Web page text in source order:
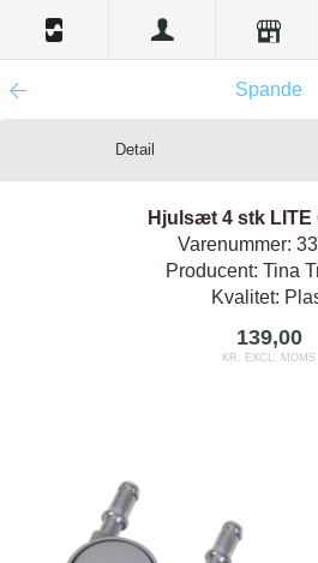
Spande
Detail
Hjulsæt 4 stk LITE
Varenummer:
Producent: Tina
Kvalitet:
139,00
KR. EXCL. MOMS